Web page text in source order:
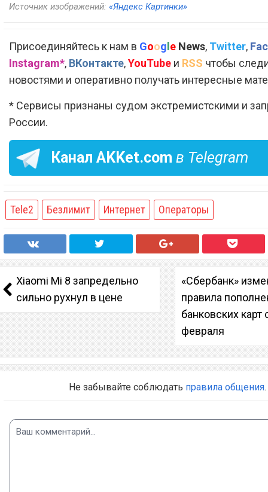
Источник изображений: «Яндекс Картинки»
Присоединяйтесь к нам в Google News, Twitter,
Instagram*, ВКонтакте,YouTube и RSS чтобы
новостями и оперативно получать интересные
* Сервисы признаны судом экстремистскими и
России.
Канал AKKet.com в Telegram
Tele2 Безлимит Интернет Операторы
Xiaomi Mi 8 запредельно
сильно рухнул в цене
«Сбербанк»
правила
банковских карт
февраля
Не забывайте соблюдать правила общения.